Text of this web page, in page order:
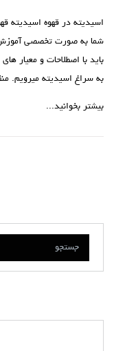
شما به صورت تخصصی آموزش
باید با اصطلاحات و معیار
به سراغ اسیدیته میرویم.
بیشتر بخوانید...